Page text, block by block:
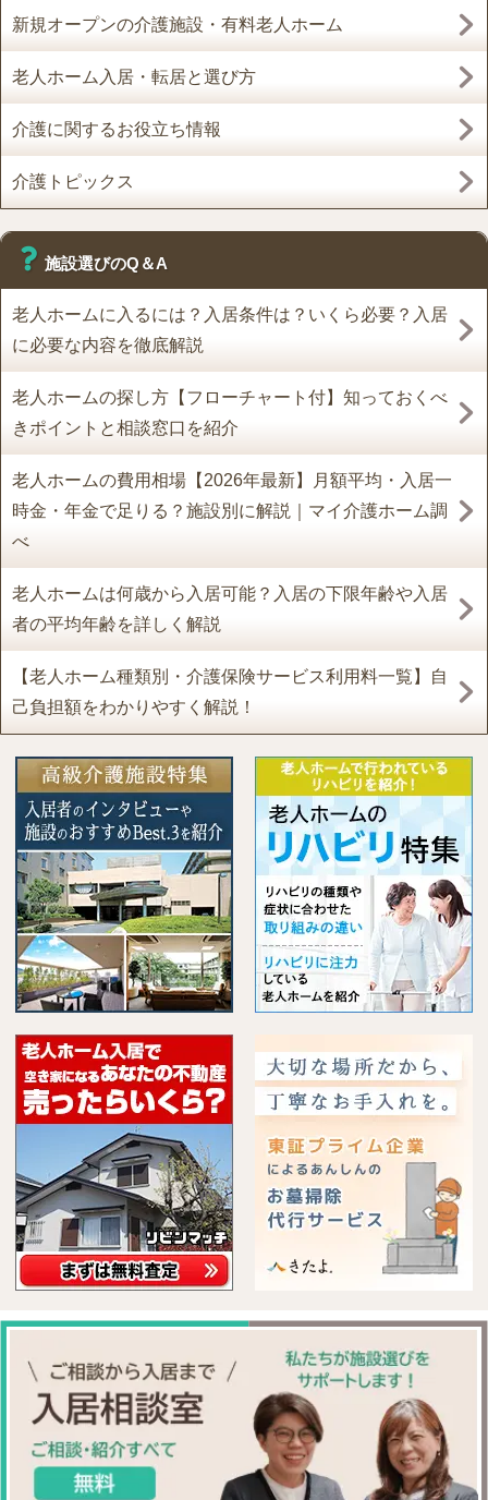
新規オープンの介護施設・有料老人ホーム
老人ホーム入居・転居と選び方
介護に関するお役立ち情報
介護トピックス
施設選びのQ＆A
老人ホームに入るには？入居条件は？いくら必要？入居
に必要な内容を徹底解説
老人ホームの探し方【フローチャート付】知っておくべ
きポイントと相談窓口を紹介
老人ホームの費用相場【2026年最新】月額平均・入居一
時金・年金で足りる？施設別に解説｜マイ介護ホーム調
べ
老人ホームは何歳から入居可能？入居の下限年齢や入居
者の平均年齢を詳しく解説
【老人ホーム種類別・介護保険サービス利用料一覧】自
己負担額をわかりやすく解説！